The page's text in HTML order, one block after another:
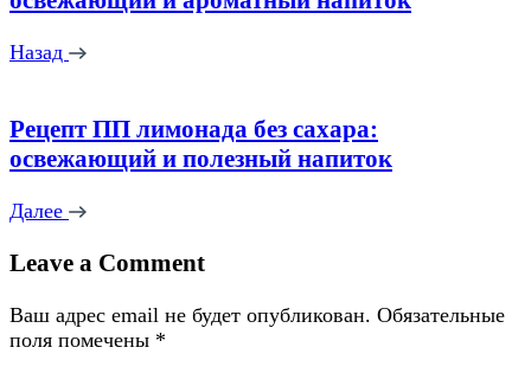
Назад
Рецепт ПП лимонада без сахара:
освежающий и полезный напиток
Далее
Leave a Comment
Ваш адрес email не будет опубликован. Обязательные
поля помечены *